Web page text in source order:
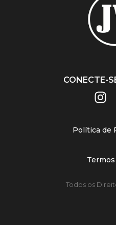
CONECTE-
Política de
Todos os